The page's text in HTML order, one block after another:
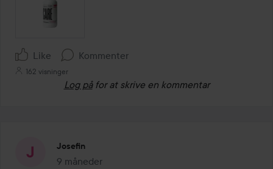
Like Kommenter
162 visninger
Log på for at skrive en kommentar
Josefin
9 måneder
Posten blev oprettet 9 måneder